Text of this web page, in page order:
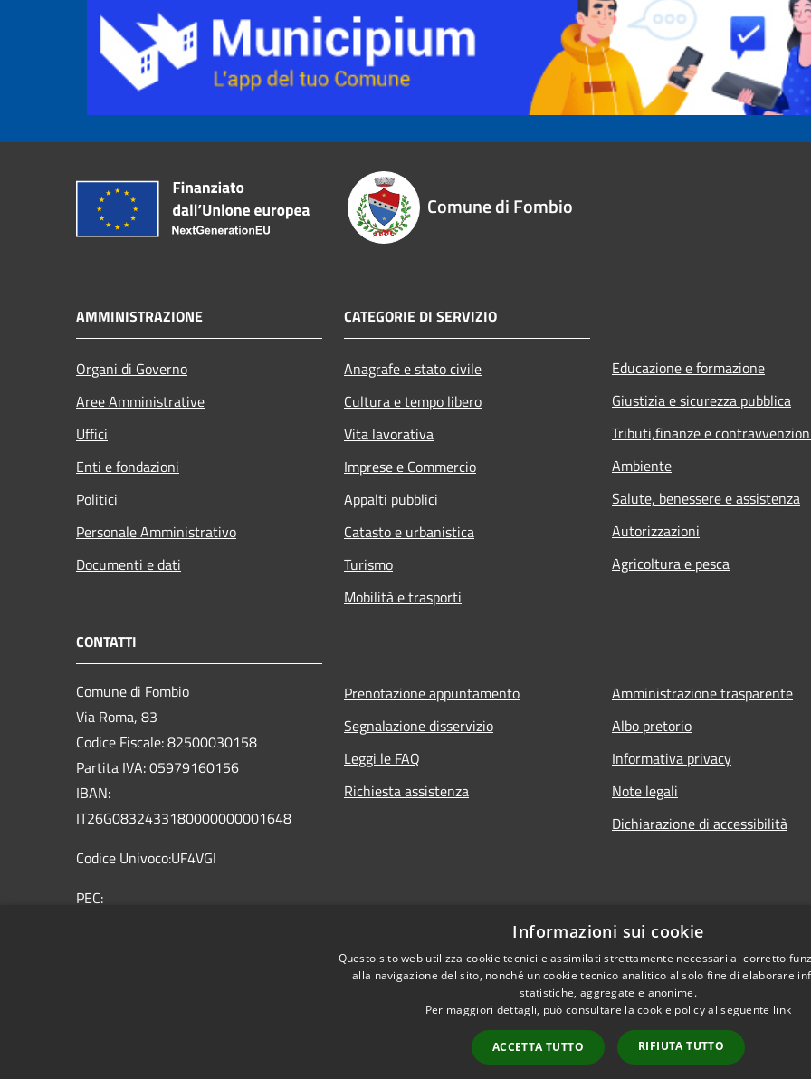
Comune di Fombio
AMMINISTRAZIONE
Organi di Governo
Aree Amministrative
Uffici
Enti e fondazioni
Politici
Personale Amministrativo
Documenti e dati
CATEGORIE DI SERVIZIO
Anagrafe e stato civile
Cultura e tempo libero
Vita lavorativa
Imprese e Commercio
Appalti pubblici
Catasto e urbanistica
Turismo
Mobilità e trasporti
Educazione e formazione
Giustizia e sicurezza pubblica
Tributi,finanze e
Ambiente
Salute, benessere e assistenza
Autorizzazioni
Agricoltura e pesca
CONTATTI
Comune di Fombio
Via Roma, 83
Codice Fiscale: 82500030158
Partita IVA: 05979160156
IBAN:
IT26G0832433180000000001648
Codice Univoco:UF4VGI
PEC:
Prenotazione appuntamento
Segnalazione disservizio
Leggi le FAQ
Richiesta assistenza
Amministrazione trasparente
Albo pretorio
Informativa privacy
Note legali
Dichiarazione di accessibilità
Informazioni sui cookie
Questo sito web utilizza cookie tecnici e assimilati strettamente necessari al corretto
alla navigazione del sito, nonché un cookie tecnico analitico al solo fine di elaborare
statistiche, aggregate e anonime.
Per maggiori dettagli, può consultare la cookie policy al seguente link
ACCETTA TUTTO RIFIUTA TUTTO